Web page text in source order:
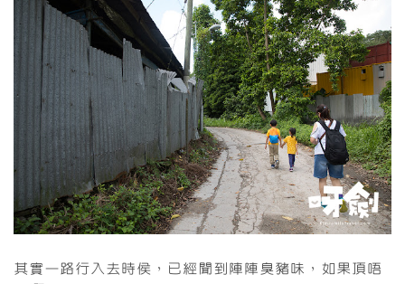
其實一路行入去時侯，已經聞到陣陣臭豬味，如果頂唔